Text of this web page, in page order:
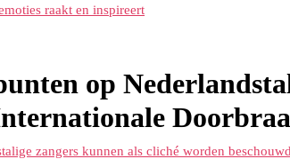
raakt en inspireert
op
zangers kunnen als cliché worden